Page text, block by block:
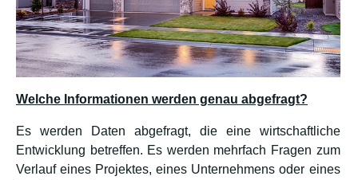
Welche Informationen werden genau abgefragt?
Es werden Daten abgefragt, die eine wirtschaftliche
Entwicklung betreffen. Es werden mehrfach Fragen zum
Verlauf eines Projektes, eines Unternehmens oder eines